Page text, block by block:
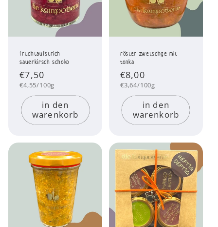
fruchtaufstrich
sauerkirsch schoko
Normaler
Preis
€7,50
Grundpreis
€4,55/100g
in den
warenkorb
röster zwetschge mit
tonka
Normaler
Preis
€8,00
Grundpreis
€3,64/100g
in den
warenkorb